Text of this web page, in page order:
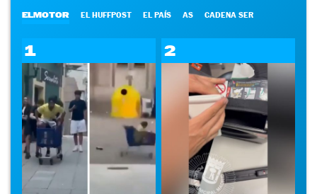
ELMOTOR EL HUFFPOST EL PAÍS AS CADENA SER
1 2